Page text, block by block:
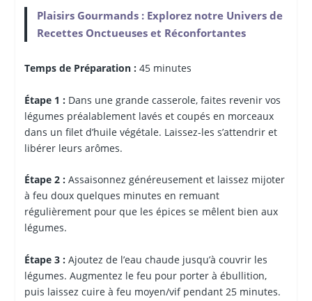
Plaisirs Gourmands : Explorez notre Univers de
Recettes Onctueuses et Réconfortantes
Temps de Préparation :45 minutes
Étape 1 :Dans une grande casserole, faites revenir vos
légumes préalablement lavés et coupés en morceaux
dans un filet d’huile végétale. Laissez-les s’attendrir et
libérer leurs arômes.
Étape 2 :Assaisonnez généreusement et laissez mijoter
à feu doux quelques minutes en remuant
régulièrement pour que les épices se mêlent bien aux
légumes.
Étape 3 :Ajoutez de l’eau chaude jusqu’à couvrir les
légumes. Augmentez le feu pour porter à ébullition,
puis laissez cuire à feu moyen/vif pendant 25 minutes.